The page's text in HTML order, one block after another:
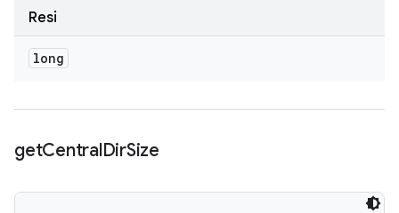
Resi
long
getCentralDirSize